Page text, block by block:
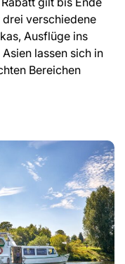
verschiedene
Ausflüge ins
lassen sich in
Bereichen